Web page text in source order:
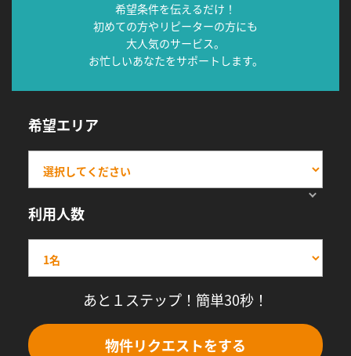
希望条件を伝えるだけ！
初めての方やリピーターの方にも
大人気のサービス。
お忙しいあなたをサポートします。
希望エリア
利用人数
あと１ステップ！簡単30秒！
物件リクエストをする